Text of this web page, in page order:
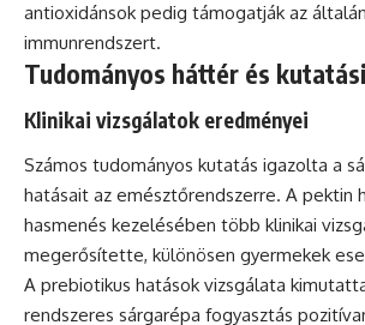
antioxidánsok pedig támogatják az
immunrendszert.
Tudományos háttér és
Klinikai vizsgálatok eredményei
Számos tudományos kutatás igazolta a
hatásait az emésztőrendszerre. A pektin
hasmenés kezelésében több klinikai
megerősítette, különösen gyermekek
A prebiotikus hatások vizsgálata
rendszeres sárgarépa fogyasztás